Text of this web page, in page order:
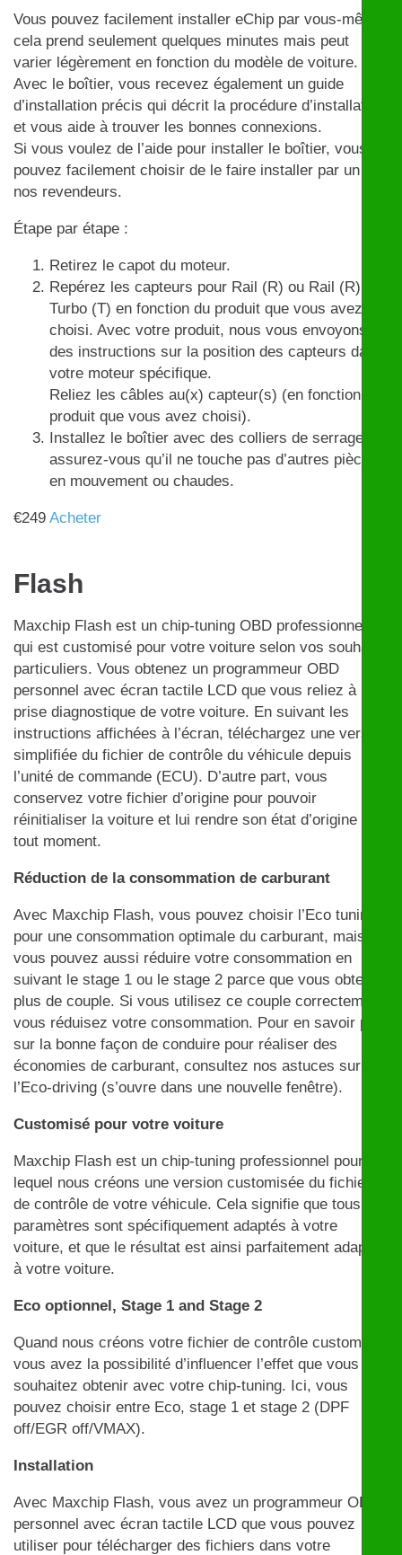
Vous pouvez facilement installer eChip par vous-même,
cela prend seulement quelques minutes mais peut
varier légèrement en fonction du modèle de voiture.
Avec le boîtier, vous recevez également un guide
d’installation précis qui décrit la procédure d’installation
et vous aide à trouver les bonnes connexions.
Si vous voulez de l’aide pour installer le boîtier, vous
pouvez facilement choisir de le faire installer par un de
nos revendeurs.
Étape par étape :
Retirez le capot du moteur.
Repérez les capteurs pour Rail (R) ou Rail (R) et
Turbo (T) en fonction du produit que vous avez
choisi. Avec votre produit, nous vous envoyons
des instructions sur la position des capteurs dans
votre moteur spécifique.
Reliez les câbles au(x) capteur(s) (en fonction du
produit que vous avez choisi).
Installez le boîtier avec des colliers de serrage et
assurez-vous qu’il ne touche pas d’autres pièces
en mouvement ou chaudes.
€249 Acheter
Flash
Maxchip Flash est un chip-tuning OBD professionnel
qui est customisé pour votre voiture selon vos souhaits
particuliers. Vous obtenez un programmeur OBD
personnel avec écran tactile LCD que vous reliez à la
prise diagnostique de votre voiture. En suivant les
instructions affichées à l’écran, téléchargez une version
simplifiée du fichier de contrôle du véhicule depuis
l’unité de commande (ECU). D’autre part, vous
conservez votre fichier d’origine pour pouvoir
réinitialiser la voiture et lui rendre son état d’origine à
tout moment.
Réduction de la consommation de carburant
Avec Maxchip Flash, vous pouvez choisir l’Eco tuning
pour une consommation optimale du carburant, mais
vous pouvez aussi réduire votre consommation en
suivant le stage 1 ou le stage 2 parce que vous obtenez
plus de couple. Si vous utilisez ce couple correctement,
vous réduisez votre consommation. Pour en savoir plus
sur la bonne façon de conduire pour réaliser des
économies de carburant, consultez nos astuces sur
l’Eco-driving (s’ouvre dans une nouvelle fenêtre).
Customisé pour votre voiture
Maxchip Flash est un chip-tuning professionnel pour
lequel nous créons une version customisée du fichier
de contrôle de votre véhicule. Cela signifie que tous les
paramètres sont spécifiquement adaptés à votre
voiture, et que le résultat est ainsi parfaitement adapté
à votre voiture.
Eco optionnel, Stage 1 and Stage 2
Quand nous créons votre fichier de contrôle customisé,
vous avez la possibilité d’influencer l’effet que vous
souhaitez obtenir avec votre chip-tuning. Ici, vous
pouvez choisir entre Eco, stage 1 et stage 2 (DPF
off/EGR off/VMAX).
Installation
Avec Maxchip Flash, vous avez un programmeur OBD
personnel avec écran tactile LCD que vous pouvez
utiliser pour télécharger des fichiers dans votre